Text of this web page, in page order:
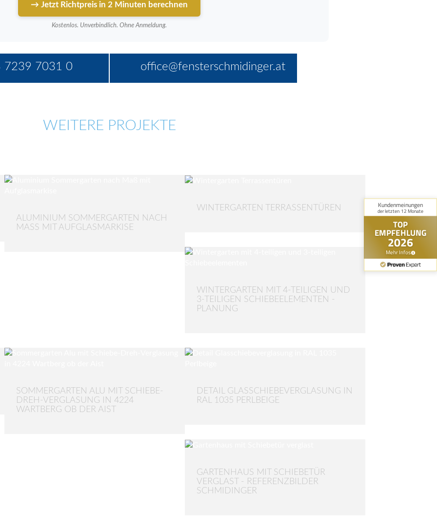
→ Jetzt Richtpreis in 2 Minuten berechnen
Kostenlos. Unverbindlich. Ohne Anmeldung.
7239 7031 0 office@fensterschmidinger.at
WEITERE PROJEKTE
ALUMINIUM SOMMERGARTEN NACH
MASS MIT AUFGLASMARKISE
WINTERGARTEN TERRASSENTÜREN
WINTERGARTEN MIT 4-TEILIGEN UND
3-TEILIGEN SCHIEBEELEMENTEN -
PLANUNG
SOMMERGARTEN ALU MIT SCHIEBE-
DREH-VERGLASUNG IN 4224
WARTBERG OB DER AIST
DETAIL GLASSCHIEBEVERGLASUNG IN
RAL 1035 PERLBEIGE
GARTENHAUS MIT SCHIEBETÜR
VERGLAST - REFERENZBILDER
SCHMIDINGER